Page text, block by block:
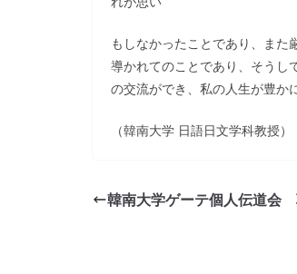
もしなかったことであり、また
導かれてのことであり、そうし
の交流ができ、私の人生が豊か
（韓南大学 日語日文学科教授）
韓南大学ゲーテ個人伝道会